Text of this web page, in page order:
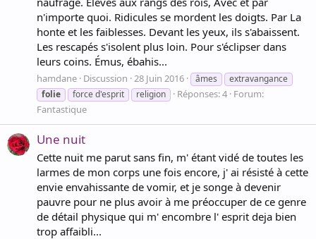
n'importe quoi. Ridicules se mordent les doigts. Par La
honte et les faiblesses. Devant les yeux, ils s'abaissent.
Les rescapés s'isolent plus loin. Pour s'éclipser dans
leurs coins. Émus, ébahis...
hamdane Discussion 28 Juin 2016 âmes
extravangance
folie
force d'esprit religion Réponses: 4 Forum:
Fantastique
Une nuit
Cette nuit me parut sans fin, m' étant vidé de toutes les
larmes de mon corps une fois encore, j' ai résisté à cette
envie envahissante de vomir, et je songe à devenir
pauvre pour ne plus avoir à me préoccuper de ce genre
de détail physique qui m' encombre l' esprit deja bien
trop affaibli...